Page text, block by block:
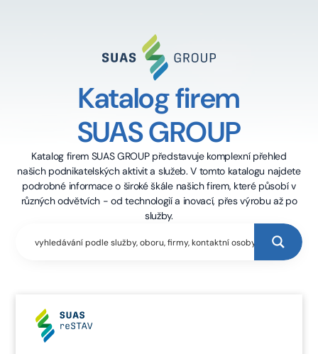
Katalog firem
SUAS GROUP
Katalog firem SUAS GROUP představuje komplexní přehled
našich podnikatelských aktivit a služeb. V tomto katalogu najdete
podrobné informace o široké škále našich firem, které působí v
různých odvětvích - od technologií a inovací, přes výrobu až po
služby.